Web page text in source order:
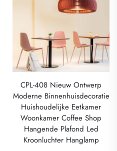
CPL-408 Nieuw Ontwerp
Moderne Binnenhuisdecoratie
Huishoudelijke Eetkamer
Woonkamer Coffee Shop
Hangende Plafond Led
Kroonluchter Hanglamp